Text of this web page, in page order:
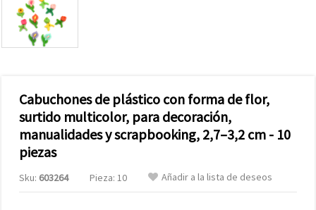
Cabuchones de plástico con forma de flor,
surtido multicolor, para decoración,
manualidades y scrapbooking, 2,7–3,2 cm - 10
piezas
Sku: 603264 Pieza: 10 Añadir a la lista de deseos